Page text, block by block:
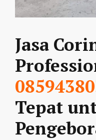
Jasa
Tepat